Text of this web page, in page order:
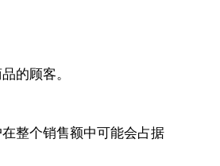
的顾客。
整个销售额中可能会占据